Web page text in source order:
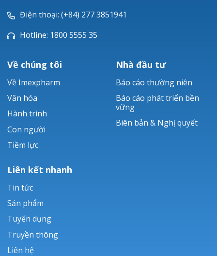
Điện thoại: (+84) 277 3851941
Hotline: 1800 5555 35
Về chúng tôi
Về Imexpharm
Văn hóa
Hành trình
Con người
Tiềm lực
Nhà đầu tư
Báo cáo thường niên
Báo cáo phát triển bền
vững
Biên bản & Nghị quyết
Liên kết nhanh
Tin tức
Sản phẩm
Tuyển dụng
Truyền thông
Liên hệ